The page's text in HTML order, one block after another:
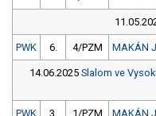
PWK 6. 4/PZM MAKÁN
14.06.2025 Slalom ve
PWK 3. 1/PZM MAKÁN